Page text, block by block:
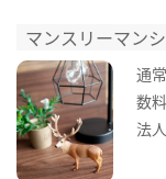
マンスリーマン
通
数
法